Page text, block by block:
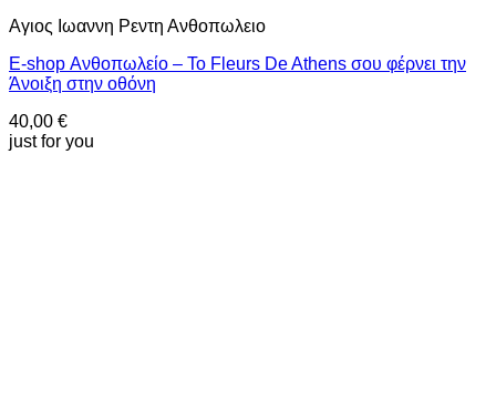
Αγιος Ιωαννη Ρεντη Ανθοπωλειο
E-shop Ανθοπωλείο – Το Fleurs De Athens σου φέρνει την
Άνοιξη στην οθόνη
40,00 €
just for you